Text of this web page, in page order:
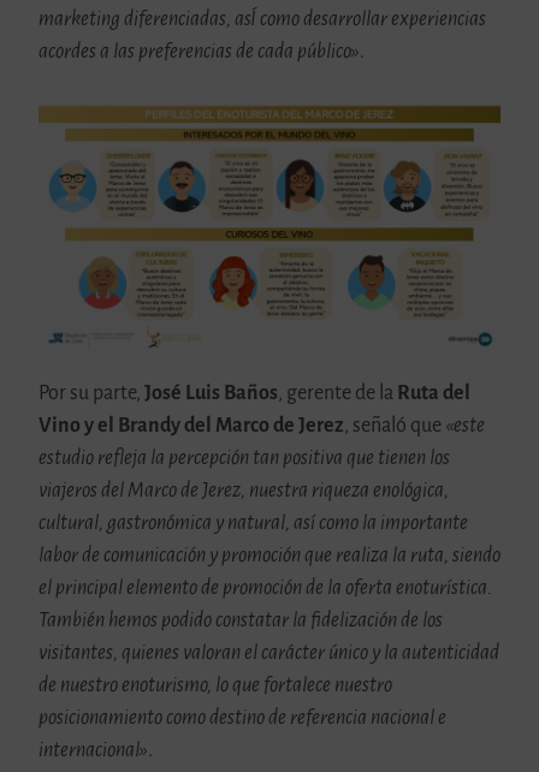
marketing diferenciadas, asÍ como desarrollar experiencias
acordes a las preferencias de cada público».
Por su parte, José Luis Baños , gerente de la Ruta del
Vino y el Brandy del Marco de Jerez , señaló que «este
estudio refleja la percepción tan positiva que tienen los
viajeros del Marco de Jerez, nuestra riqueza enológica,
cultural, gastronómica y natural, así como la importante
labor de comunicación y promoción que realiza la ruta, siendo
el principal elemento de promoción de la oferta enoturística.
También hemos podido constatar la fidelización de los
visitantes, quienes valoran el carácter único y la autenticidad
de nuestro enoturismo, lo que fortalece nuestro
posicionamiento como destino de referencia nacional e
internacional».